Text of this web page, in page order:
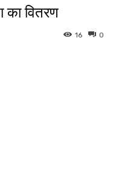
का वितरण
0
16